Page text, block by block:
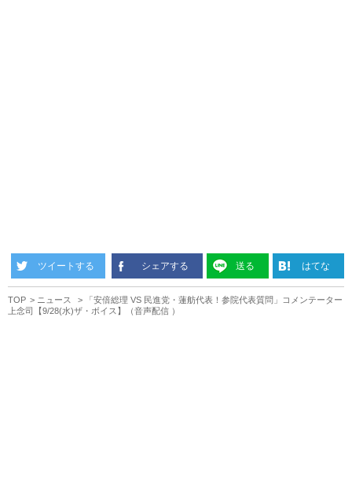
ツイートする シェアする 送る はてな
TOP ニュース
「安倍総理 VS 民進党・蓮舫代表！参院代表質問」コメンテーター
上念司【9/28(水)ザ・ボイス】（音声配信 ）